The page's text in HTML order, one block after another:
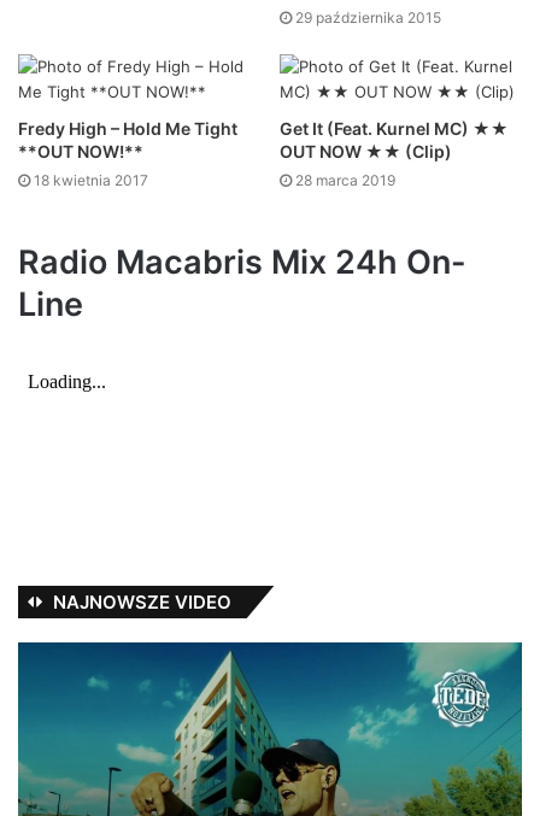
29 października 2015
Fredy High – Hold Me Tight
**OUT NOW!**
18 kwietnia 2017
Get It (Feat. Kurnel MC) ★★
OUT NOW ★★ (Clip)
28 marca 2019
Radio Macabris Mix 24h On-
Line
NAJNOWSZE VIDEO
Yottsu
[LIVE
|